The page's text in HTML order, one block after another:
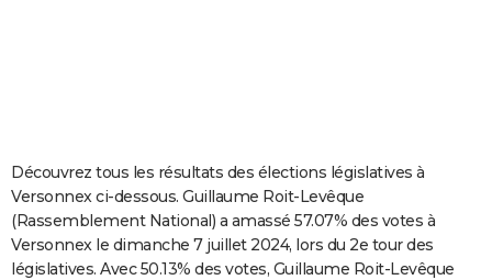
Carte de Noël
Carte Bonne année
Carte Saint-Valentin
Carte Pâques
Carte d'anniversaire
DICTIONNAIRE
Dictionnaire
Biographies
Citations
Expressions
Proverbes
PROGRAMME TV
Découvrez tous les résultats des élections législatives à
Versonnex ci-dessous. Guillaume Roit-Levêque
(Rassemblement National) a amassé 57.07% des votes à
Versonnex le dimanche 7 juillet 2024, lors du 2e tour des
législatives. Avec 50.13% des votes, Guillaume Roit-Levêque